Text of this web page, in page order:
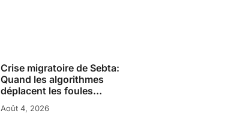
Crise migratoire de Sebta:
Quand les algorithmes
déplacent les foules…
Août 4, 2026